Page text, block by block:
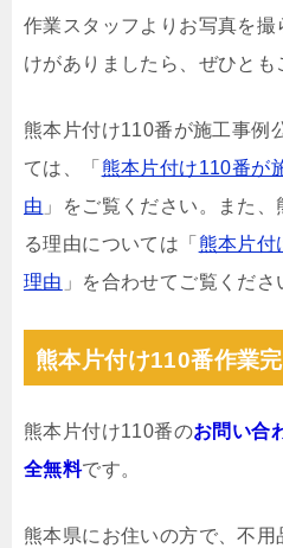
作業スタッフよりお写真を
けがありましたら、ぜひとも
熊本片付け110番が施工事例
ては、「 熊本片付け110番が
由 」をご覧ください。また
る理由については「 熊本片付
理由 」を合わせてご覧くださ
熊本片付け110番作業
熊本片付け110番のお問い合
全無料です。
熊本県にお住いの方で、不用